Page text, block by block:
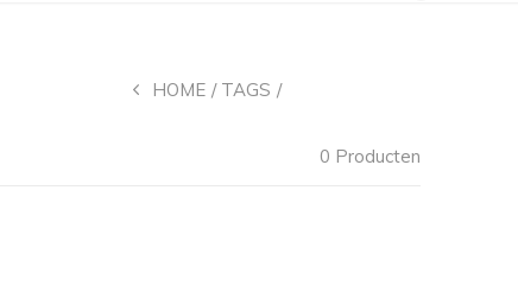
HOME TAGS
0 Producten